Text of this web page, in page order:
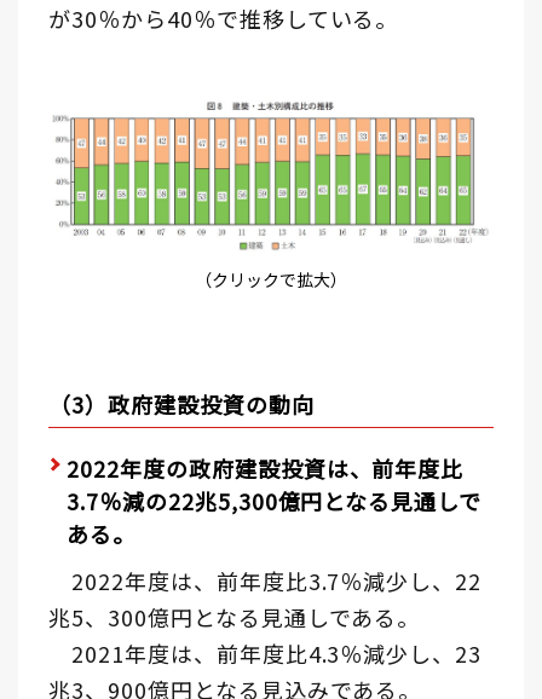
が30％から40％で推移している。
（クリックで拡大）
（3）政府建設投資の動向
2022年度の政府建設投資は、前年度比
3.7％減の22兆5,300億円となる見通しで
ある。
2022年度は、前年度比3.7％減少し、22
兆5、300億円となる見通しである。
2021年度は、前年度比4.3％減少し、23
兆3、900億円となる見込みである。